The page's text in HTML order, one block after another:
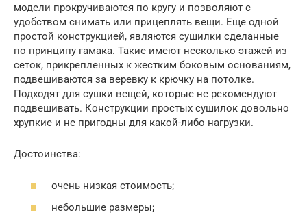
модели прокручиваются по кругу и позволяют с
удобством снимать или прицеплять вещи. Еще одной
простой конструкцией, являются сушилки сделанные
по принципу гамака. Такие имеют несколько этажей из
сеток, прикрепленных к жестким боковым основаниям,
подвешиваются за веревку к крючку на потолке.
Подходят для сушки вещей, которые не рекомендуют
подвешивать. Конструкции простых сушилок довольно
хрупкие и не пригодны для какой-либо нагрузки.
Достоинства:
очень низкая стоимость;
небольшие размеры;